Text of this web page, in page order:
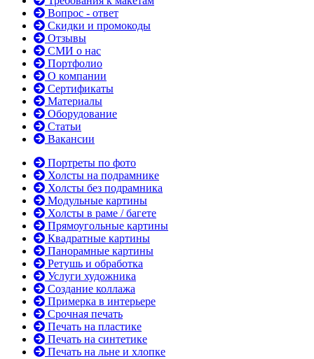
Вопрос - ответ
Скидки и промокоды
Отзывы
СМИ о нас
Портфолио
О компании
Сертификаты
Материалы
Оборудование
Статьи
Вакансии
Портреты по фото
Холсты на подрамнике
Холсты без подрамника
Модульные картины
Холсты в раме / багете
Прямоугольные картины
Квадратные картины
Панорамные картины
Ретушь и обработка
Услуги художника
Создание коллажа
Примерка в интерьере
Срочная печать
Печать на пластике
Печать на синтетике
Печать на льне и хлопке